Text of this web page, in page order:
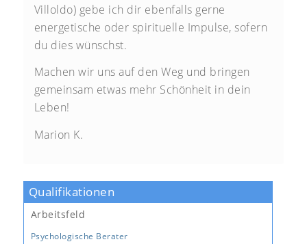
Villoldo) gebe ich dir ebenfalls gerne
energetische oder spirituelle Impulse, sofern
du dies wünschst.
Machen wir uns auf den Weg und bringen
gemeinsam etwas mehr Schönheit in dein
Leben!
Marion K.
Qualifikationen
Arbeitsfeld
Psychologische Berater